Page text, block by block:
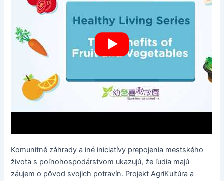
Komunitné záhrady a iné iniciatívy prepojenia mestského
života s poľnohospodárstvom ukazujú, že ľudia majú
záujem o pôvod svojich potravín. Projekt AgriKultúra a